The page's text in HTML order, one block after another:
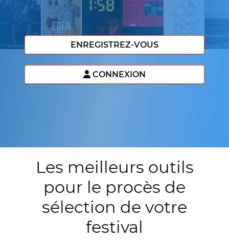
ENREGISTREZ-VOUS
CONNEXION
Les meilleurs outils
pour le procès de
sélection de votre
festival